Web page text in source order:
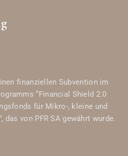
finanziellen Subvention im
“Financial Shield 2.0
für Mikro-, kleine und
das von PFR SA gewährt wurde.